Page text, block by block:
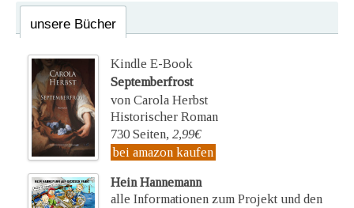
unsere Bücher
Kindle E-Book
Septemberfrost
von Carola Herbst
Historischer Roman
730 Seiten, 2,99€
bei amazon kaufen
Hein Hannemann
alle Informationen zum Projekt und den